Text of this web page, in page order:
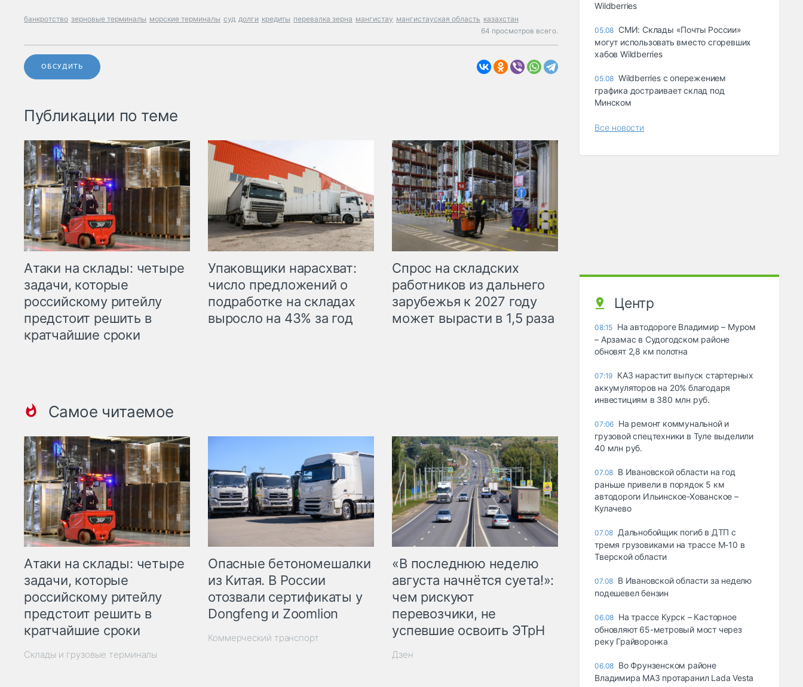
банкротство зерновые терминалы морские терминалы суд долги кредиты перевалка зерна мангистау мангистауская область казахстан
64 просмотров всего.
ОБСУДИТЬ
Публикации по теме
Атаки на склады: четыре
задачи, которые
российскому ритейлу
предстоит решить в
кратчайшие сроки
Упаковщики нарасхват:
число предложений о
подработке на складах
выросло на 43% за год
Спрос на складских
работников из дальнего
зарубежья к 2027 году
может вырасти в 1,5 раза
Самое читаемое
Атаки на склады: четыре
задачи, которые
российскому ритейлу
предстоит решить в
кратчайшие сроки
Склады и грузовые терминалы
Опасные бетономешалки
из Китая. В России
отозвали сертификаты у
Dongfeng и Zoomlion
Коммерческий транспорт
«В последнюю неделю
августа начнётся суета!»:
чем рискуют
перевозчики, не
успевшие освоить ЭТрН
Дзен
Wildberries
05.08 СМИ: Склады «Почты России»
могут использовать вместо сгоревших
хабов Wildberries
05.08 Wildberries с опережением
графика достраивает склад под
Минском
Все новости
Центр
08:15 На автодороге Владимир – Муром
– Арзамас в Судогодском районе
обновят 2,8 км полотна
07:19 КАЗ нарастит выпуск стартерных
аккумуляторов на 20% благодаря
инвестициям в 380 млн руб.
07:06 На ремонт коммунальной и
грузовой спецтехники в Туле выделили
40 млн руб.
07.08 В Ивановской области на год
раньше привели в порядок 5 км
автодороги Ильинское-Хованское –
Кулачево
07.08 Дальнобойщик погиб в ДТП с
тремя грузовиками на трассе М-10 в
Тверской области
07.08 В Ивановской области за неделю
подешевел бензин
06.08 На трассе Курск – Касторное
обновляют 65-метровый мост через
реку Грайворонка
06.08 Во Фрунзенском районе
Владимира МАЗ протаранил Lada Vesta